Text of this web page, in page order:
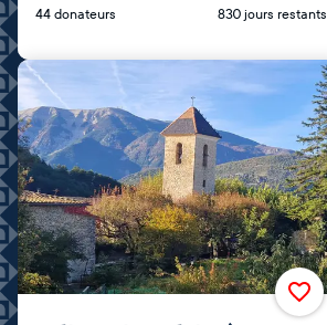
44 donateurs 830 jours restants